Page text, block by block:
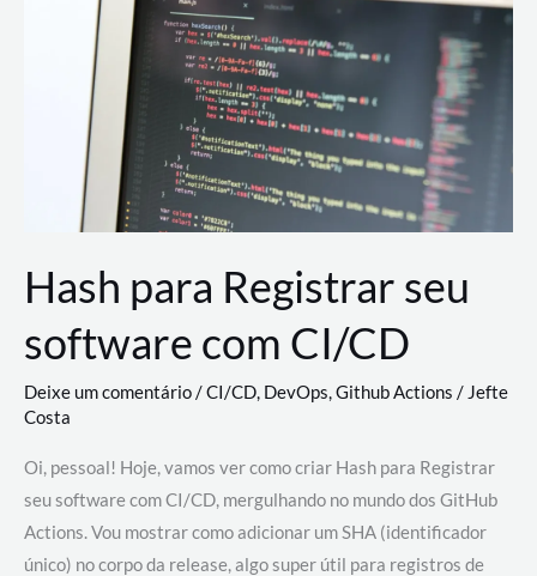
revolucionando
desenvolvimento
Hash para Registrar seu
software com CI/CD
Deixe um comentário/CI/CD, DevOps,Github Actions /Jefte
Costa
Oi, pessoal! Hoje, vamos ver como criar Hash para Registrar
seu software com CI/CD, mergulhando no mundo dos GitHub
Actions. Vou mostrar como adicionar um SHA (identificador
único) no corpo da release, algo super útil para registros de